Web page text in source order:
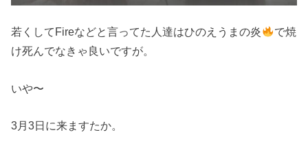
若くしてFireなどと言ってた人達はひのえうまの炎
で焼
け死んでなきゃ良いですが。
いや〜
3月3日に来ますたか。